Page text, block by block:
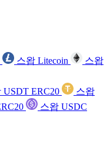
스왑 Litecoin
스왑
USDT ERC20
스왑
스왑 USDC